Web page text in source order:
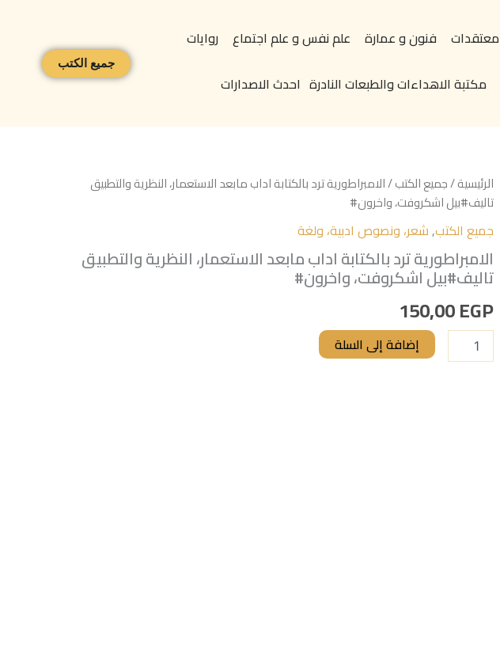
معتقدات فنون و عمارة علم نفس و علم اجتماع
روايات
مكتبة الاهداءات والطبعات النادرة احدث الاصدارات
جميع الكتب
الرئيسية/جميع الكتب/ الامبراطورية ترد بالكتابة اداب مابعد الاستعمار، النظرية والتطبيق
تاليف#بيل اشكروفت، واخرون#
جميع الكتب,شعر، ونصوص ادبية، ولغة
الامبراطورية ترد بالكتابة اداب مابعد الاستعمار، النظرية والتطبيق
تاليف#بيل اشكروفت، واخرون#
150,00EGP
كمية
الامبراطورية
ترد
بالكتابة
اداب
مابعد
الاستعمار،
النظرية
والتطبيق
تاليف#بيل
اشكروفت،
واخرون# إضافة إلى السلة